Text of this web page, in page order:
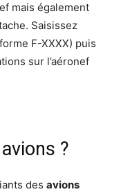
mais également
Saisissez
F-XXXX) puis
sur l’aéronef
?
des avions